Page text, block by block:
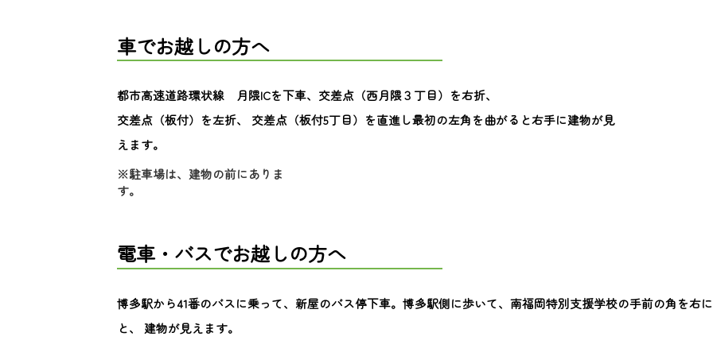
車でお越しの方へ
都市高速道路環状線 月隈ICを下車、交差点（西月隈３丁目）を右折、
交差点（板付）を左折、 交差点（板付5丁目）を直進し最初の左角を曲がると右手に建物が見
えます。
※駐車場は、建物の前にありま
す。
電車・バスでお越しの方へ
博多駅から41番のバスに乗って、新屋のバス停下車。博多駅側に歩いて、南福岡特別支援学校の手前の角を右
と、 建物が見えます。